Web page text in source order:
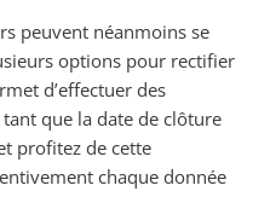
peuvent néanmoins se
options pour rectifier
d’effectuer des
que la date de clôture
profitez de cette
chaque donnée